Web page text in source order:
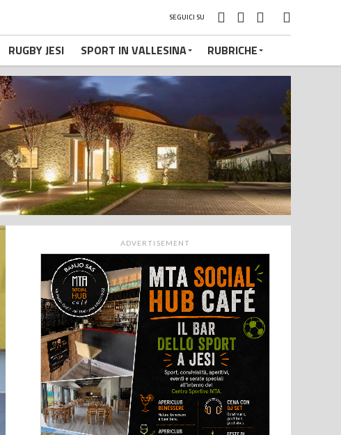
SEGUICI SU
RUGBY JESI SPORT IN VALLESINA RUBRICHE
ADVERTISEMENT